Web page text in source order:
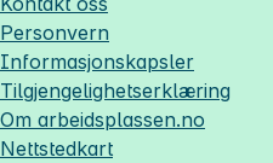
Personvern
Informasjonskapsler
Tilgjengelighetserklæring
Om arbeidsplassen.no
Nettstedkart